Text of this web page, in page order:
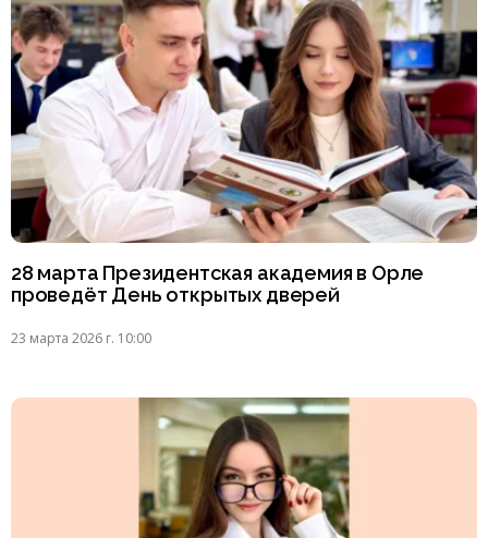
28 марта Президентская академия в Орле
проведёт День открытых дверей
23 марта 2026 г. 10:00